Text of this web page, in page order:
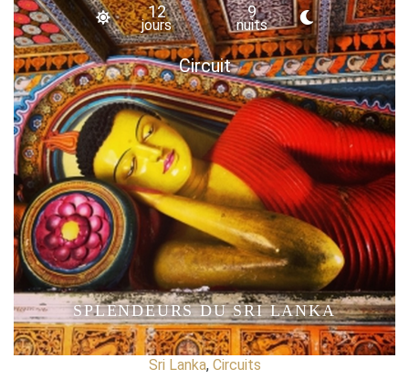
Circuit
12
jours
9
nuits
SPLENDEURS DU SRI LANKA
Sri Lanka, Circuits